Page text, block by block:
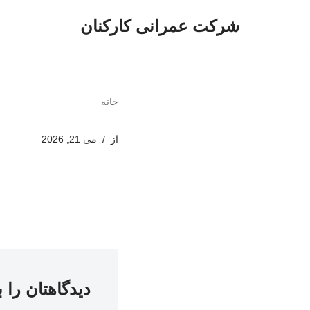
شرکت عمرانی کارکنان
خانه
از می 21, 2026
دیدگاهتان را